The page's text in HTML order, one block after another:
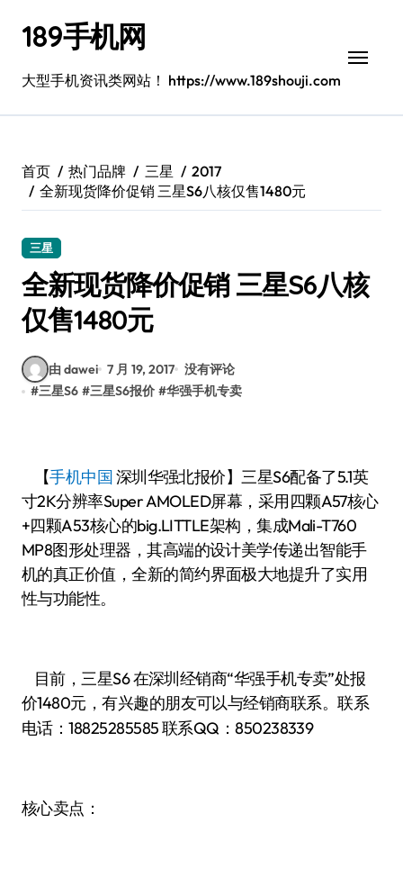
189手机网
大型手机资讯类网站！ https://www.189shouji.com
首页 热门品牌 三星
2017
全新现货降价促销 三星S6八核仅售1480元
三星
全新现货降价促销 三星S6八核
仅售1480元
由 dawei 7 月 19, 2017 没有评论
#三星S6 #三星S6报价 #华强手机专卖
【手机中国深圳华强北报价】三星S6配备了5.1英
寸2K分辨率Super AMOLED屏幕，采用四颗A57核心
+四颗A53核心的big.LITTLE架构，集成Mali-T760
MP8图形处理器，其高端的设计美学传递出智能手
机的真正价值，全新的简约界面极大地提升了实用
性与功能性。
目前，三星S6 在深圳经销商“华强手机专卖”处报
价1480元，有兴趣的朋友可以与经销商联系。联系
电话：18825285585联系QQ：850238339
核心卖点：